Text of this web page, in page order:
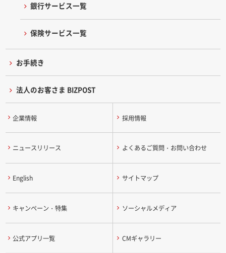
銀行サービス一覧
保険サービス一覧
お手続き
法人のお客さま BIZPOST
企業情報 採用情報
ニュースリリース よくあるご質問・お問い合わせ
English サイトマップ
キャンペーン・特集 ソーシャルメディア
公式アプリ一覧 CMギャラリー